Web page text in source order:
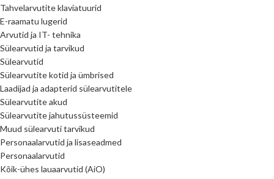
Tahvelarvutite klaviatuurid
E-raamatu lugerid
Arvutid ja IT- tehnika
Sülearvutid ja tarvikud
Sülearvutid
Sülearvutite kotid ja ümbrised
Laadijad ja adapterid sülearvutitele
Sülearvutite akud
Sülearvutite jahutussüsteemid
Muud sülearvuti tarvikud
Personaalarvutid ja lisaseadmed
Personaalarvutid
Kõik-ühes lauaarvutid (AiO)